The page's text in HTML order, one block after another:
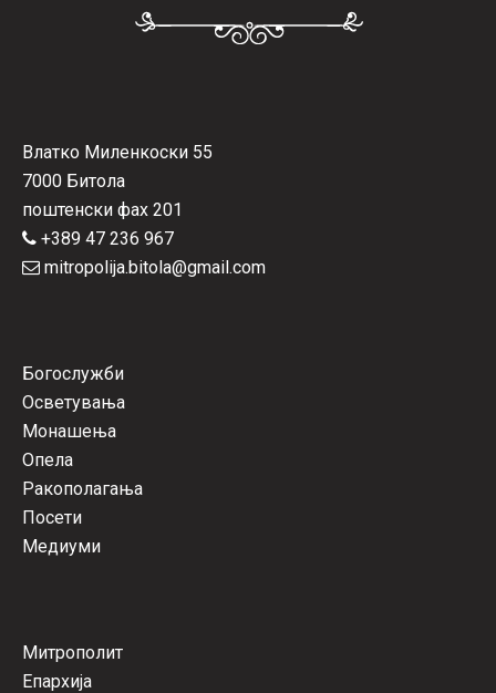
Влатко Миленкоски 55
7000 Битола
поштенски фах 201
+389 47 236 967
mitropolija.bitola@gmail.com
Богослужби
Осветувања
Монашења
Опела
Ракополагања
Посети
Медиуми
Митрополит
Епархија